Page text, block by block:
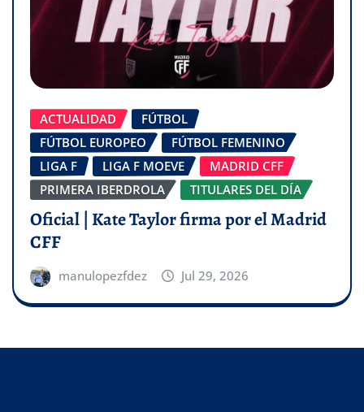
ACTUALIDAD
FÚTBOL
FÚTBOL EUROPEO
FÚTBOL FEMENINO
LIGA F
LIGA F MOEVE
MADRID CFF
PRIMERA IBERDROLA
TITULARES DEL DÍA
Oficial | Kate Taylor firma por el Madrid
CFF
manulopezfdez Jul 29, 2026